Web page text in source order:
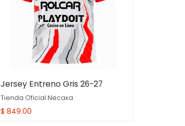
Jersey Entreno Gris 26-27
Tienda Oficial Necaxa
$ 849.00